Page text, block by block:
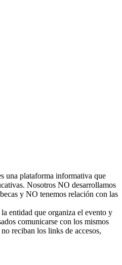
una plataforma informativa que
Nosotros NO desarrollamos
y NO tenemos relación con las
entidad que organiza el evento y
comunicarse con los mismos
reciban los links de accesos,